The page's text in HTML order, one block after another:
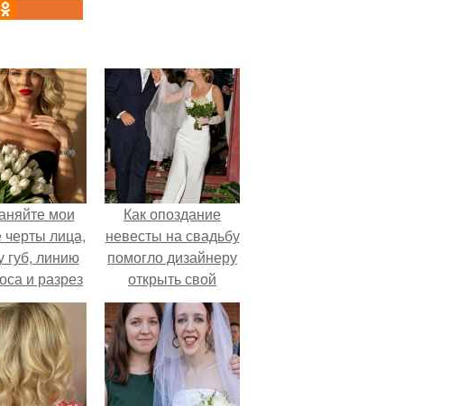
мои
черты лица,
губ, линию
и разрез
глаз.
Как опоздание
невесты на свадьбу
помогло дизайнеру
открыть свой
бренд.